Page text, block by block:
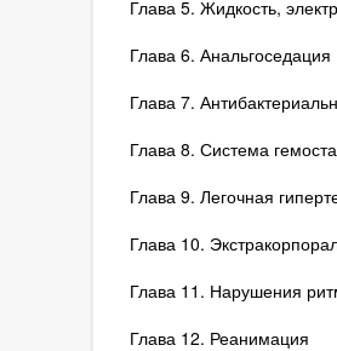
Глава 5. Жидкость,
Глава 6. Анальгоседация
Глава 7.
Глава 8. Система
Глава 9. Легочная
Глава 10.
Глава 11. Нарушения
Глава 12. Реанимация